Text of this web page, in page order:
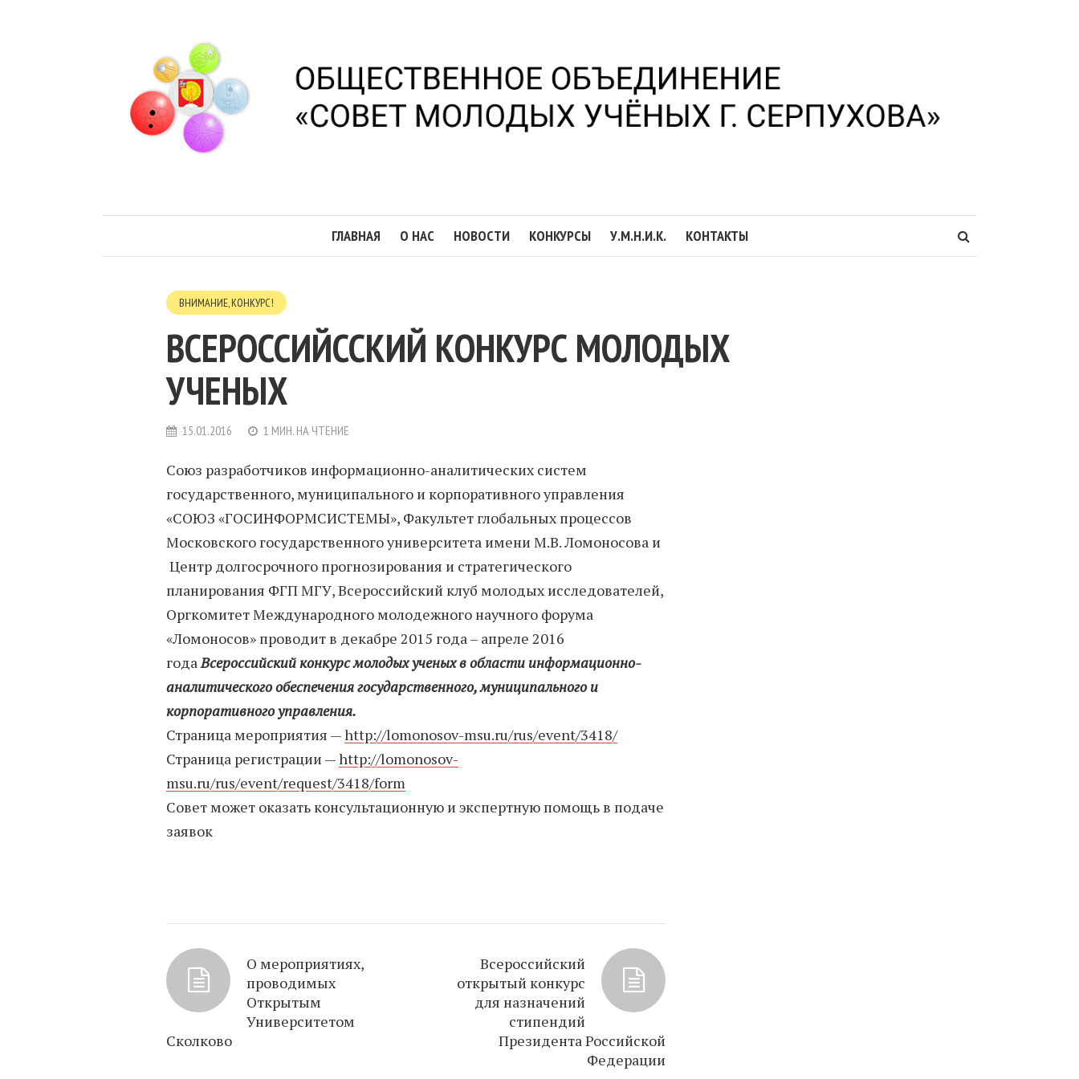
ГЛАВНАЯ О НАС НОВОСТИ КОНКУРСЫ У.М.Н.И.К. КОНТАКТЫ
ВНИМАНИЕ, КОНКУРС!
ВСЕРОССИЙССКИЙ КОНКУРС МОЛОДЫХ
УЧЕНЫХ
15.01.2016 1 МИН. НА ЧТЕНИЕ
Союз разработчиков информационно-аналитических систем
государственного, муниципального и корпоративного управления
«СОЮЗ «ГОСИНФОРМСИСТЕМЫ», Факультет глобальных процессов
Московского государственного университета имени М.В. Ломоносова и
Центр долгосрочного прогнозирования и стратегического
планирования ФГП МГУ, Всероссийский клуб молодых исследователей,
Оргкомитет Международного молодежного научного форума
«Ломоносов» проводит в декабре 2015 года – апреле 2016
года Всероссийский конкурс молодых ученых в области информационно-
аналитического обеспечения государственного, муниципального и
корпоративного управления.
Страница мероприятия —http://lomonosov-msu.ru/rus/event/3418/
Страница регистрации —http://lomonosov-
msu.ru/rus/event/request/3418/form
Совет может оказать консультационную и экспертную помощь в подаче
заявок
О мероприятиях,
проводимых
Открытым
Университетом
Сколково
Всероссийский
открытый конкурс
для назначений
стипендий
Президента Российской
Федерации